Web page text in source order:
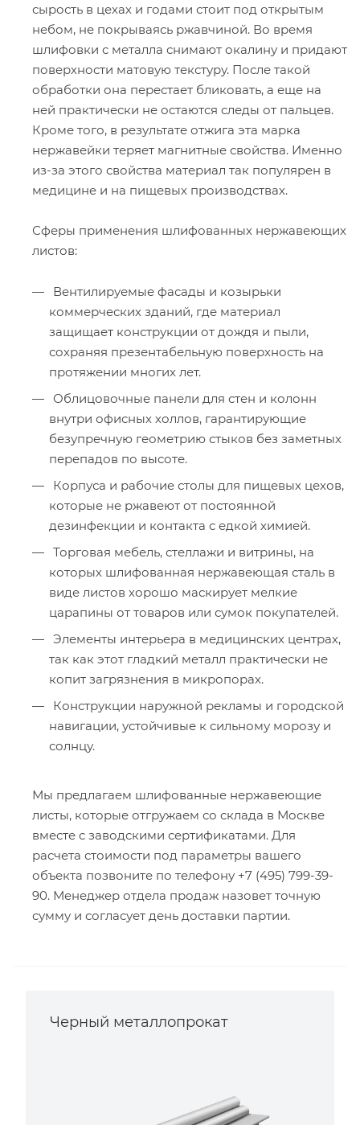
сырость в цехах и годами стоит под открытым
небом, не покрываясь ржавчиной. Во время
шлифовки с металла снимают окалину и придают
поверхности матовую текстуру. После такой
обработки она перестает бликовать, а еще на
ней практически не остаются следы от пальцев.
Кроме того, в результате отжига эта марка
нержавейки теряет магнитные свойства. Именно
из-за этого свойства материал так популярен в
медицине и на пищевых производствах.
Сферы применения шлифованных нержавеющих
листов:
Вентилируемые фасады и козырьки
коммерческих зданий, где материал
защищает конструкции от дождя и пыли,
сохраняя презентабельную поверхность на
протяжении многих лет.
Облицовочные панели для стен и колонн
внутри офисных холлов, гарантирующие
безупречную геометрию стыков без заметных
перепадов по высоте.
Корпуса и рабочие столы для пищевых цехов,
которые не ржавеют от постоянной
дезинфекции и контакта с едкой химией.
Торговая мебель, стеллажи и витрины, на
которых шлифованная нержавеющая сталь в
виде листов хорошо маскирует мелкие
царапины от товаров или сумок покупателей.
Элементы интерьера в медицинских центрах,
так как этот гладкий металл практически не
копит загрязнения в микропорах.
Конструкции наружной рекламы и городской
навигации, устойчивые к сильному морозу и
солнцу.
Мы предлагаем шлифованные нержавеющие
листы, которые отгружаем со склада в Москве
вместе с заводскими сертификатами. Для
расчета стоимости под параметры вашего
объекта позвоните по телефону +7 (495) 799-39-
90. Менеджер отдела продаж назовет точную
сумму и согласует день доставки партии.
Черный металлопрокат